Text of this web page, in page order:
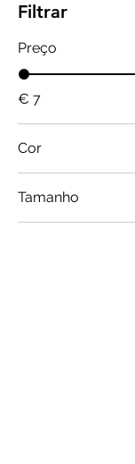
Filtrar
Preço
€ 7
Cor
Tamanho
Grande